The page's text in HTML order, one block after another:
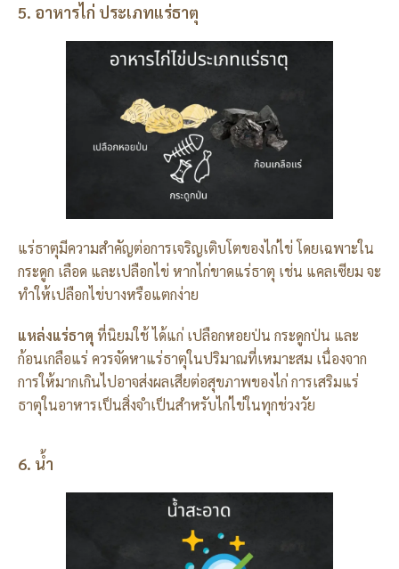
5. อาหารไก่ ประเภทแร่ธาตุ
แร่ธาตุมีความสำคัญต่อการเจริญเติบโตของไก่ไข่ โดยเฉพาะใน
กระดูก เลือด และเปลือกไข่ หากไก่ขาดแร่ธาตุ เช่น แคลเซียม จะ
ทำให้เปลือกไข่บางหรือแตกง่าย
แหล่งแร่ธาตุ ที่นิยมใช้ ได้แก่ เปลือกหอยป่น กระดูกป่น และ
ก้อนเกลือแร่ ควรจัดหาแร่ธาตุในปริมาณที่เหมาะสม เนื่องจาก
การให้มากเกินไปอาจส่งผลเสียต่อสุขภาพของไก่ การเสริมแร่
ธาตุในอาหารเป็นสิ่งจำเป็นสำหรับไก่ไข่ในทุกช่วงวัย
6. น้ำ